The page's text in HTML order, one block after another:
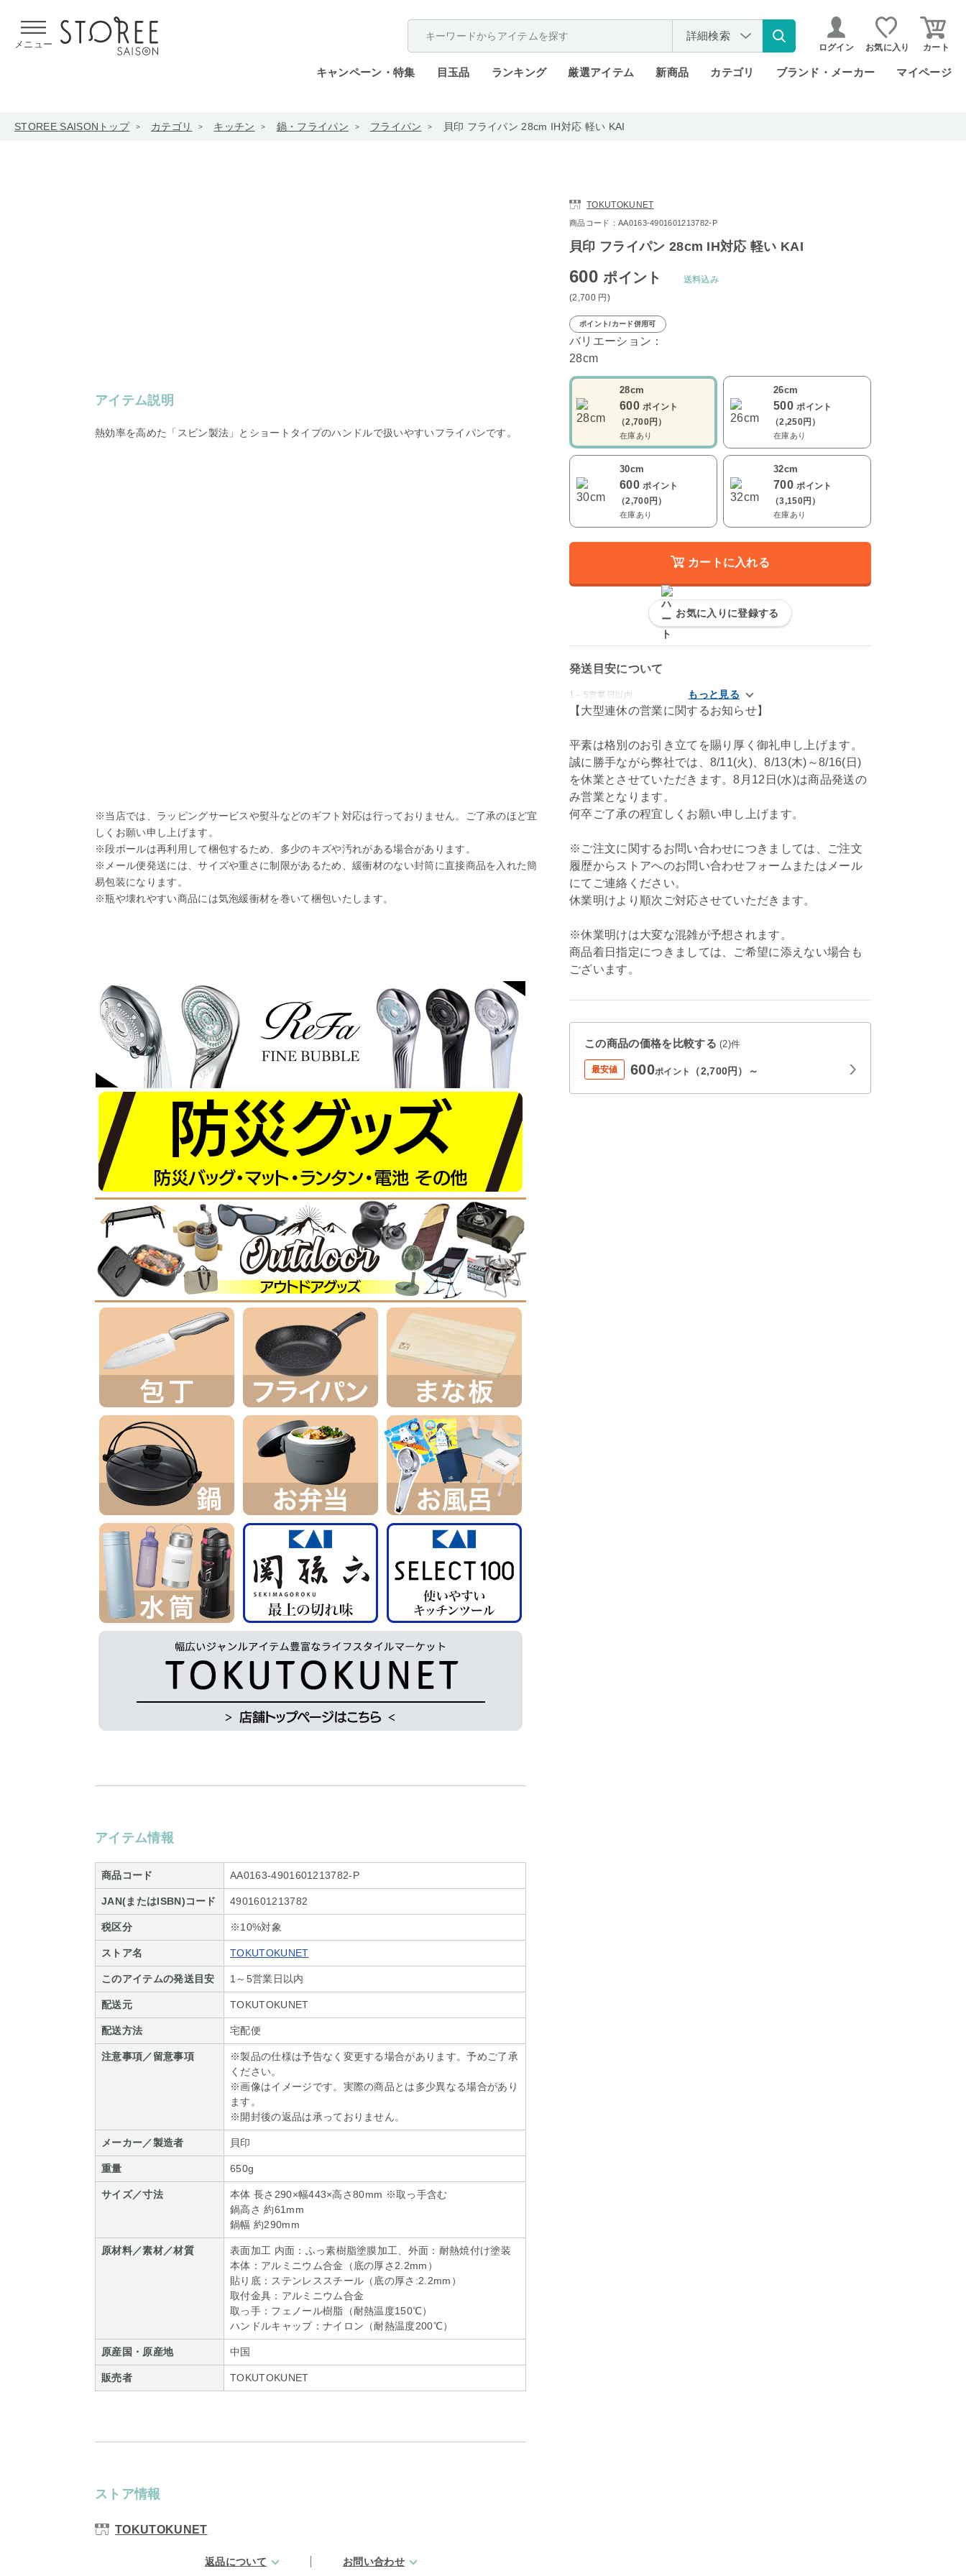
メニュー
詳細検索
ログイン お気に入り カート
キャンペーン・特集 目玉品 ランキング 厳選アイテム 新商品 カテゴリ ブランド・メーカー マイページ
STOREE SAISONトップ カテゴリ キッチン 鍋・フライパン フライパン 貝印 フライパン 28cm IH対応 軽い KAI
アイテム説明
熱効率を高めた「スピン製法」とショートタイプのハンドルで扱いやすいフライパンです。
※当店では、ラッピングサービスや熨斗などのギフト対応は行っておりません。ご了承のほど宜
しくお願い申し上げます。
※段ボールは再利用して梱包するため、多少のキズや汚れがある場合があります。
※メール便発送には、サイズや重さに制限があるため、緩衝材のない封筒に直接商品を入れた簡
易包装になります。
※瓶や壊れやすい商品には気泡緩衝材を巻いて梱包いたします。
アイテム情報
商品コード AA0163-4901601213782-P
JAN(またはISBN)コード 4901601213782
税区分 ※10%対象
ストア名 TOKUTOKUNET
このアイテムの発送目安 1～5営業日以内
配送元 TOKUTOKUNET
配送方法 宅配便
注意事項／留意事項
※製品の仕様は予告なく変更する場合があります。予めご了承
ください。
※画像はイメージです。実際の商品とは多少異なる場合があり
ます。
※開封後の返品は承っておりません。
メーカー／製造者 貝印
重量 650g
サイズ／寸法
本体 長さ290×幅443×高さ80mm ※取っ手含む
鍋高さ 約61mm
鍋幅 約290mm
原材料／素材／材質
表面加工 内面：ふっ素樹脂塗膜加工、外面：耐熱焼付け塗装
本体：アルミニウム合金（底の厚さ2.2mm）
貼り底：ステンレススチール（底の厚さ:2.2mm）
取付金具：アルミニウム合金
取っ手：フェノール樹脂（耐熱温度150℃）
ハンドルキャップ：ナイロン（耐熱温度200℃）
原産国・原産地 中国
販売者 TOKUTOKUNET
ストア情報
TOKUTOKUNET
返品について お問い合わせ
TOKUTOKUNET
商品コード：AA0163-4901601213782-P
貝印 フライパン 28cm IH対応 軽い KAI
600ポイント
(2,700 円 )
送料込み
ポイント/カード併用可
バリエーション：
28cm
28cm
600 ポイント
（2,700円）
在庫あり
26cm
500 ポイント
（2,250円）
在庫あり
30cm
600 ポイント
（2,700円）
在庫あり
32cm
700 ポイント
（3,150円）
在庫あり
カートに入れる
お気に入りに登録する
発送目安について
1～5営業日以内
【大型連休の営業に関するお知らせ】
平素は格別のお引き立てを賜り厚く御礼申し上げます。
誠に勝手ながら弊社では、8/11(火)、8/13(木)～8/16(日)
を休業とさせていただきます。8月12日(水)は商品発送の
み営業となります。
何卒ご了承の程宜しくお願い申し上げます。
※ご注文に関するお問い合わせにつきましては、ご注文
履歴からストアへのお問い合わせフォームまたはメール
にてご連絡ください。
休業明けより順次ご対応させていただきます。
※休業明けは大変な混雑が予想されます。
商品着日指定につきましては、ご希望に添えない場合も
ございます。
この商品の価格を比較する(2)件
最安値 600ポイント （2,700円）～